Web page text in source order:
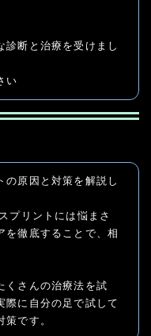
断と治療を受けまし
い
の原因と対策を解説し
プリントには悩まさ
を徹底することで、相
くさんの治療法を試
際に自分の足で試して
です。